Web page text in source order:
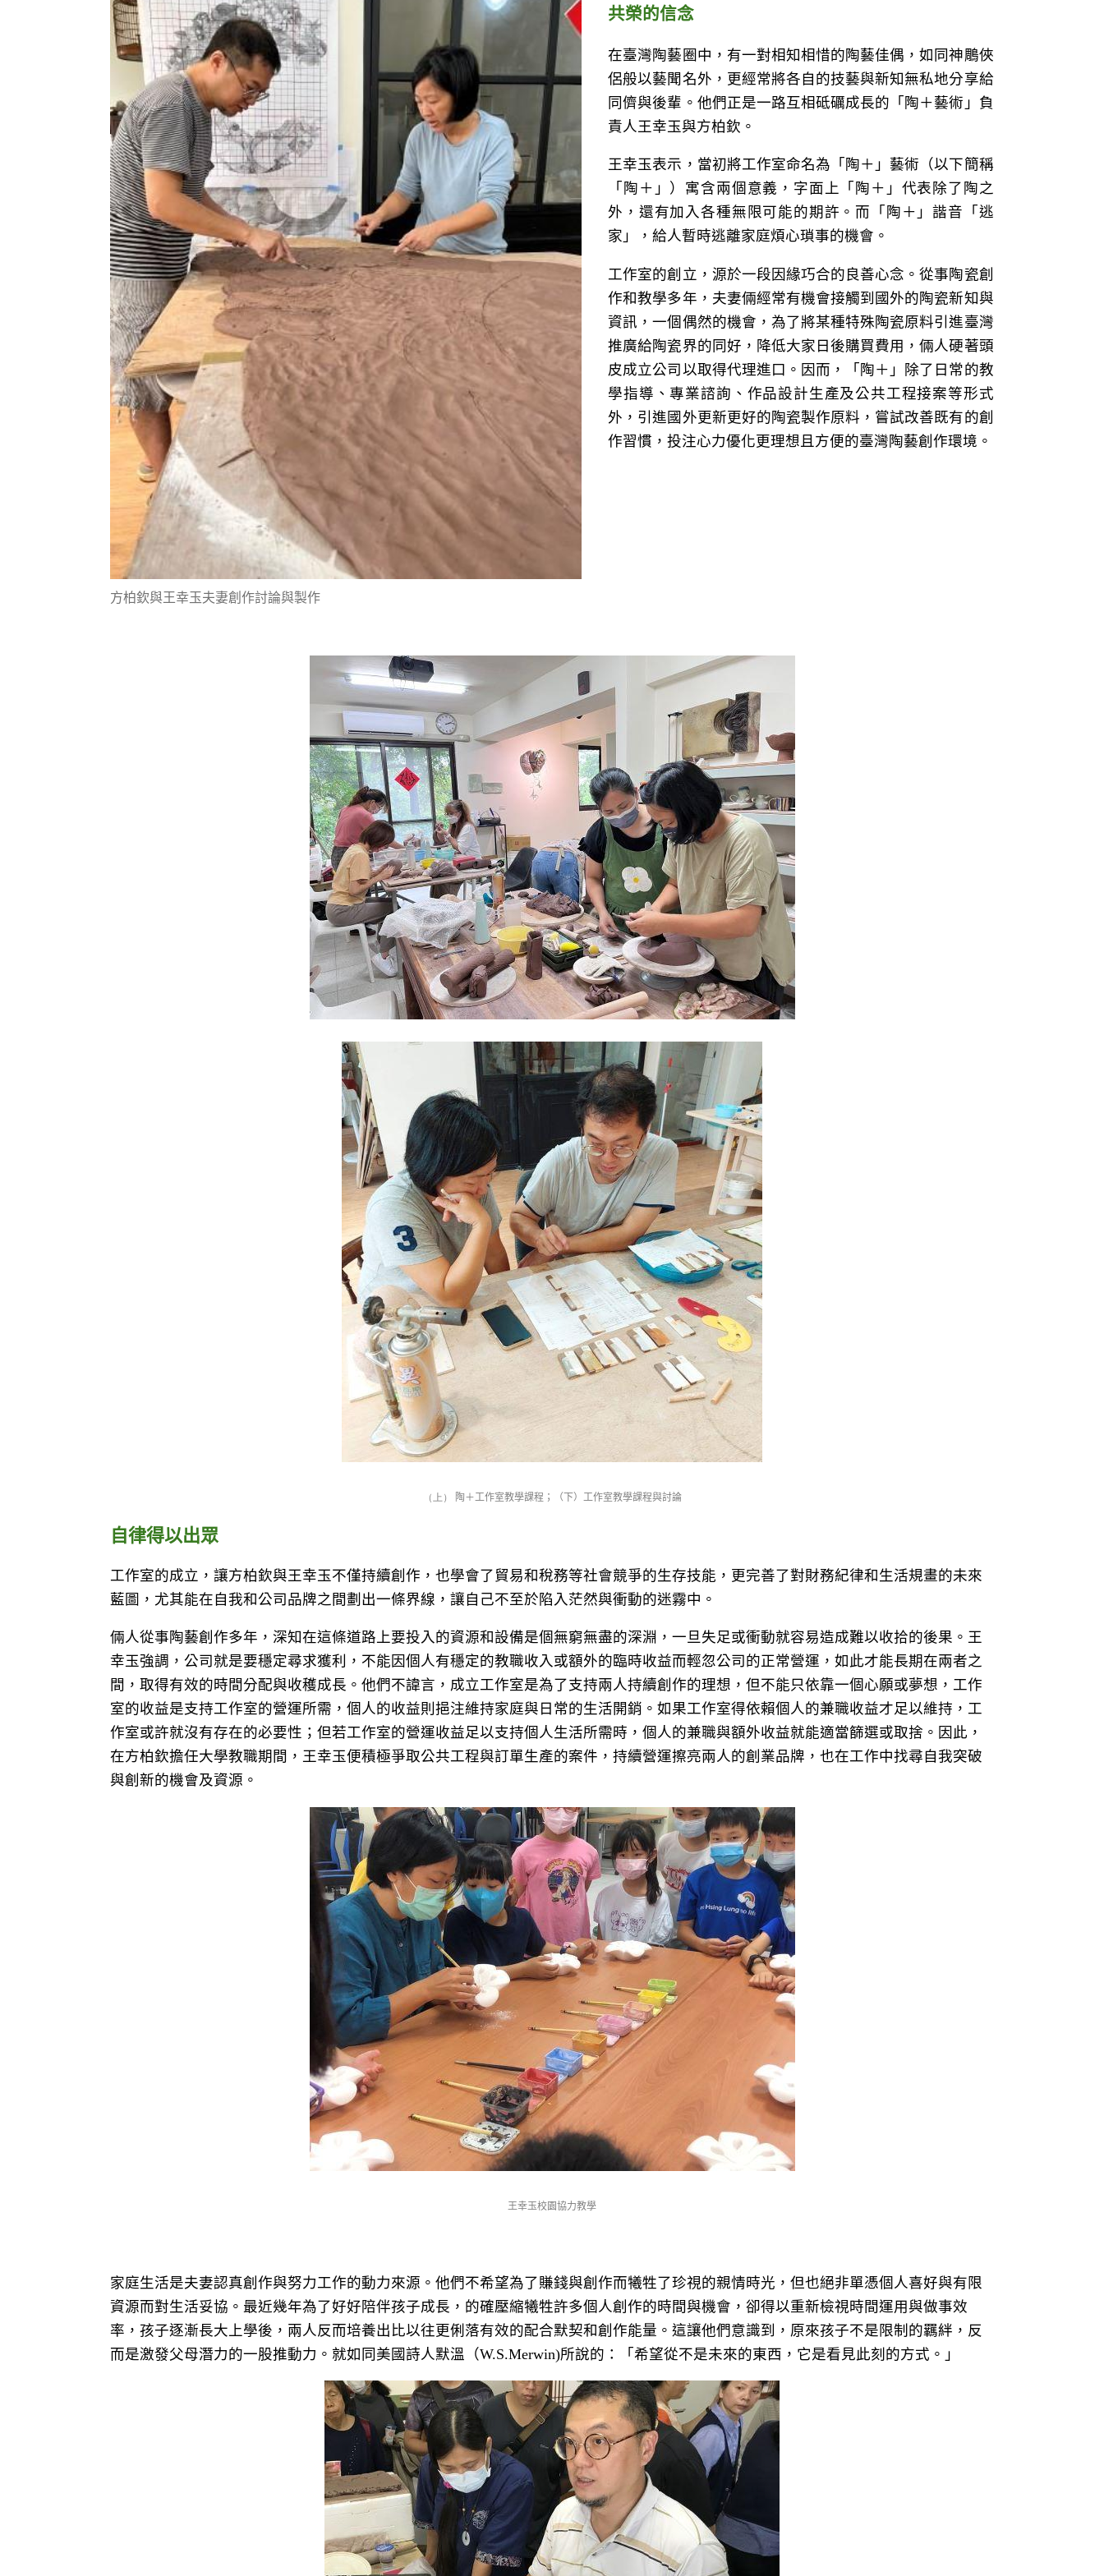
方柏欽與王幸玉夫妻創作討論與製作
共榮的信念
在臺灣陶藝圈中，有一對相知相惜的陶藝佳偶，如同神鵰俠
侶般以藝聞名外，更經常將各自的技藝與新知無私地分享給
同儕與後輩。他們正是一路互相砥礪成長的「陶＋藝術」負
責人王幸玉與方柏欽。
王幸玉表示，當初將工作室命名為「陶＋」藝術（以下簡稱
「陶＋」）寓含兩個意義，字面上「陶＋」代表除了陶之
外，還有加入各種無限可能的期許。而「陶＋」諧音「逃
家」，給人暫時逃離家庭煩心瑣事的機會。
工作室的創立，源於一段因緣巧合的良善心念。從事陶瓷創
作和教學多年，夫妻倆經常有機會接觸到國外的陶瓷新知與
資訊，一個偶然的機會，為了將某種特殊陶瓷原料引進臺灣
推廣給陶瓷界的同好，降低大家日後購買費用，倆人硬著頭
皮成立公司以取得代理進口。因而，「陶＋」除了日常的教
學指導、專業諮詢、作品設計生產及公共工程接案等形式
外，引進國外更新更好的陶瓷製作原料，嘗試改善既有的創
作習慣，投注心力優化更理想且方便的臺灣陶藝創作環境。
（上） 陶＋工作室教學課程；（下） 工作室教學課程與討論
自律得以出眾
工作室的成立，讓方柏欽與王幸玉不僅持續創作，也學會了貿易和稅務等社會競爭的生存技能，更完善了對財務紀律和生活規畫的未來
藍圖，尤其能在自我和公司品牌之間劃出一條界線，讓自己不至於陷入茫然與衝動的迷霧中。
倆人從事陶藝創作多年，深知在這條道路上要投入的資源和設備是個無窮無盡的深淵，一旦失足或衝動就容易造成難以收拾的後果。王
幸玉強調，公司就是要穩定尋求獲利，不能因個人有穩定的教職收入或額外的臨時收益而輕忽公司的正常營運，如此才能長期在兩者之
間，取得有效的時間分配與收穫成長。他們不諱言，成立工作室是為了支持兩人持續創作的理想，但不能只依靠一個心願或夢想，工作
室的收益是支持工作室的營運所需，個人的收益則挹注維持家庭與日常的生活開銷。如果工作室得依賴個人的兼職收益才足以維持，工
作室或許就沒有存在的必要性；但若工作室的營運收益足以支持個人生活所需時，個人的兼職與額外收益就能適當篩選或取捨。因此，
在方柏欽擔任大學教職期間，王幸玉便積極爭取公共工程與訂單生產的案件，持續營運擦亮兩人的創業品牌，也在工作中找尋自我突破
與創新的機會及資源。
王幸玉校園協力教學
家庭生活是夫妻認真創作與努力工作的動力來源。他們不希望為了賺錢與創作而犧牲了珍視的親情時光，但也絕非單憑個人喜好與有限
資源而對生活妥協。最近幾年為了好好陪伴孩子成長，的確壓縮犧牲許多個人創作的時間與機會，卻得以重新檢視時間運用與做事效
率，孩子逐漸長大上學後，兩人反而培養出比以往更俐落有效的配合默契和創作能量。這讓他們意識到，原來孩子不是限制的羈絆，反
而是激發父母潛力的一股推動力。就如同美國詩人默溫（W.S.Merwin)所說的：「希望從不是未來的東西，它是看見此刻的方式。」